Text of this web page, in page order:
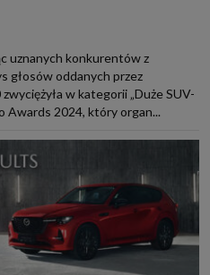
uznanych konkurentów z
głosów oddanych przez
w kategorii „Duże SUV-
Awards 2024, który organ...